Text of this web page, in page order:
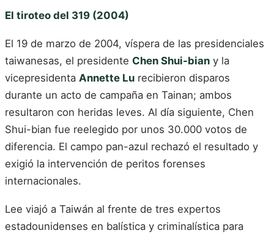
El tiroteo del 319 (2004)
El 19 de marzo de 2004, víspera de las presidenciales
taiwanesas, el presidente Chen Shui-bian y la
vicepresidenta Annette Lu recibieron disparos
durante un acto de campaña en Tainan; ambos
resultaron con heridas leves. Al día siguiente, Chen
Shui-bian fue reelegido por unos 30.000 votos de
diferencia. El campo pan-azul rechazó el resultado y
exigió la intervención de peritos forenses
internacionales.
Lee viajó a Taiwán al frente de tres expertos
estadounidenses en balística y criminalística para